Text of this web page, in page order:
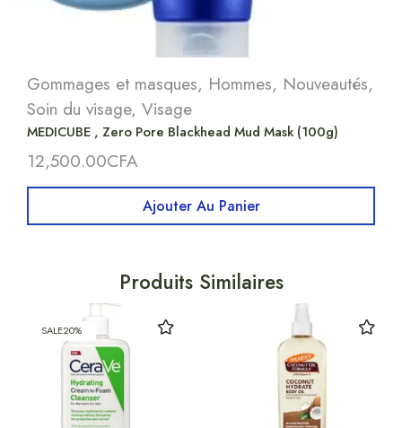
Gommages et masques, Hommes, Nouveautés,
Soin du visage, Visage
MEDICUBE , Zero Pore Blackhead Mud Mask (100g)
12,500.00CFA
Ajouter Au Panier
Produits Similaires
SALE20%